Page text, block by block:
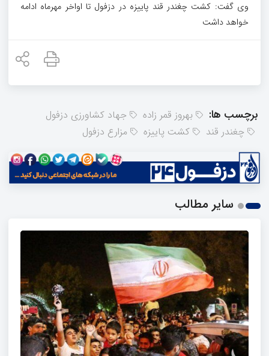
وی گفت: کشت چغندر قند پاییزه در دزفول تا اواخر مهرماه ادامه
خواهد داشت
برچسب ها: بهروز قمر زاده
جهاد کشاورزی دزفول
چغندر قند
کشت پاییزه مزارع دزفول
سایر مطالب